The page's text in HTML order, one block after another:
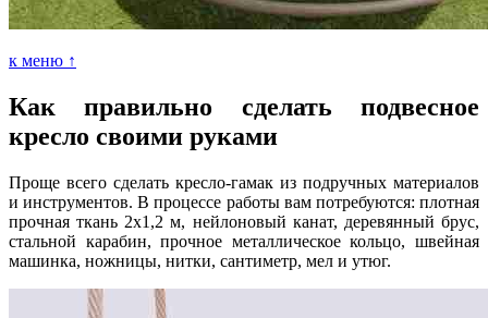
к меню ↑
Как правильно сделать подвесное
кресло своими руками
Проще всего сделать кресло-гамак из подручных материалов
и инструментов. В процессе работы вам потребуются: плотная
прочная ткань 2х1,2 м, нейлоновый канат, деревянный брус,
стальной карабин, прочное металлическое кольцо, швейная
машинка, ножницы, нитки, сантиметр, мел и утюг.